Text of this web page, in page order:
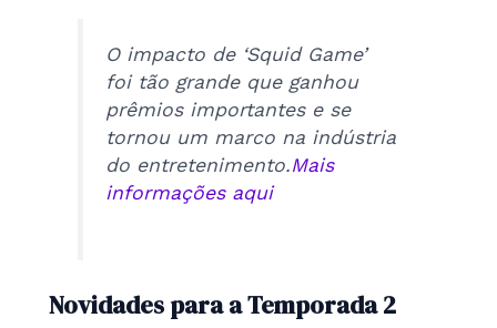
O impacto de ‘Squid Game’
foi tão grande que ganhou
prêmios importantes e se
tornou um marco na indústria
do entretenimento.Mais
informações aqui
Novidades para a Temporada 2